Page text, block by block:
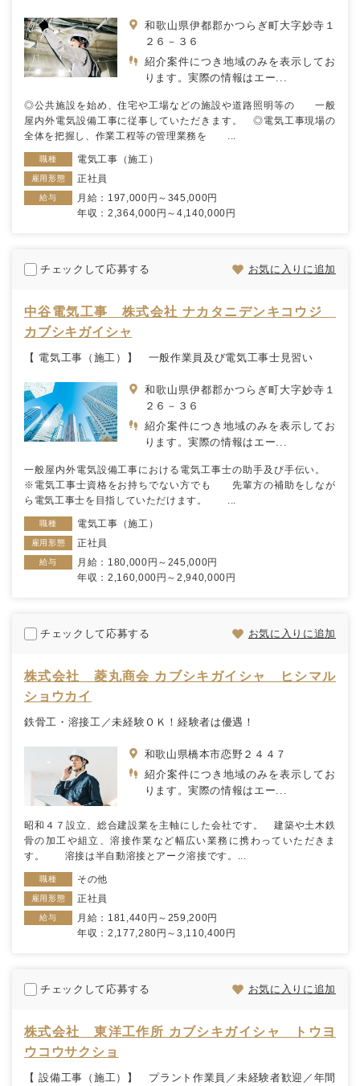
和歌山県伊都郡かつらぎ町大字妙寺１
２６－３６
紹介案件につき地域のみを表示してお
ります。実際の情報はエー...
◎公共施設を始め、住宅や工場などの施設や道路照明等の 一般
屋内外電気設備工事に従事していただきます。 ◎電気工事現場の
全体を把握し、作業工程等の管理業務を ...
職種 電気工事（施工）
雇用形態 正社員
給与
月給：197,000円～345,000円
年収：2,364,000円～4,140,000円
チェックして応募する お気に入りに追加
中谷電気工事 株式会社 ナカタニデンキコウジ
カブシキガイシャ
【 電気工事（施工）】 一般作業員及び電気工事士見習い
和歌山県伊都郡かつらぎ町大字妙寺１
２６－３６
紹介案件につき地域のみを表示してお
ります。実際の情報はエー...
一般屋内外電気設備工事における電気工事士の助手及び手伝い。
※電気工事士資格をお持ちでない方でも 先輩方の補助をしなが
ら電気工事士を目指していただけます。 ...
職種 電気工事（施工）
雇用形態 正社員
給与
月給：180,000円～245,000円
年収：2,160,000円～2,940,000円
チェックして応募する お気に入りに追加
株式会社 菱丸商会 カブシキガイシャ ヒシマル
ショウカイ
鉄骨工・溶接工／未経験ＯＫ！経験者は優遇！
和歌山県橋本市恋野２４４７
紹介案件につき地域のみを表示してお
ります。実際の情報はエー...
昭和４７設立、総合建設業を主軸にした会社です。 建築や土木鉄
骨の加工や組立、溶接作業など幅広い業務に携わっていただきま
す。 溶接は半自動溶接とアーク溶接です。...
職種 その他
雇用形態 正社員
給与
月給：181,440円～259,200円
年収：2,177,280円～3,110,400円
チェックして応募する お気に入りに追加
株式会社 東洋工作所 カブシキガイシャ トウヨ
ウコウサクショ
【 設備工事（施工）】 プラント作業員／未経験者歓迎／年間